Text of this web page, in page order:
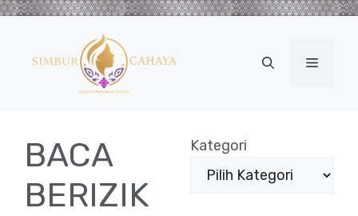
Langsung
Menu
BACA
BERIZIK
Kategori